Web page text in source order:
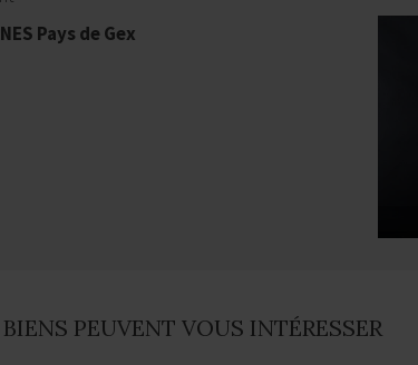
Pays de Gex
BIENS PEUVENT VOUS INTÉRESSER